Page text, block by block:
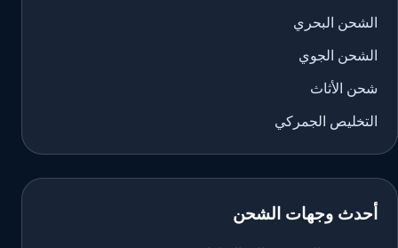
الشحن البحري
الشحن الجوي
شحن الأثاث
التخليص الجمركي
أحدث وجهات الشحن